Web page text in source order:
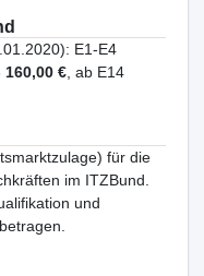
E1-E4
160,00 €, ab E14
für die
im ITZBund.
und